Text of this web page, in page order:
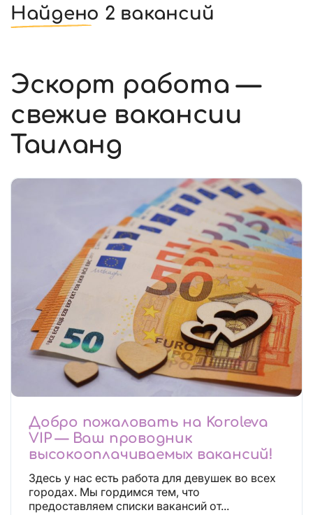
Найдено 2 вакансий
Эскорт работа —
свежие вакансии
Таиланд
Добро пожаловать на Koroleva
VIP — Ваш проводник
высокооплачиваемых вакансий!
Здесь у нас есть работа для девушек во всех
городах. Мы гордимся тем, что
предоставляем списки вакансий от...